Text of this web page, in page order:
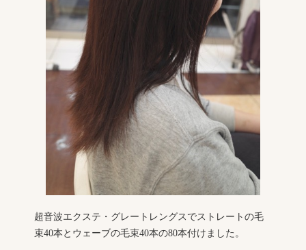
超音波エクステ・グレートレングスでストレートの毛
束40本とウェーブの毛束40本の80本付けました。